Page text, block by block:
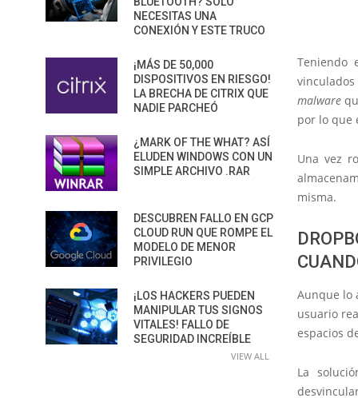
Teniendo
malware
por lo que
Una vez
misma.
Aunque lo
usuario
espacios
La
NECESITAS UNA
CONEXIÓN Y ESTE TRUCO
¡MÁS DE 50,000
DISPOSITIVOS EN RIESGO!
LA BRECHA DE CITRIX QUE
NADIE PARCHEÓ
¿MARK OF THE WHAT? ASÍ
ELUDEN WINDOWS CON UN
SIMPLE ARCHIVO .RAR
DESCUBREN FALLO EN GCP
CLOUD RUN QUE ROMPE EL
MODELO DE MENOR
PRIVILEGIO
¡LOS HACKERS PUEDEN
MANIPULAR TUS SIGNOS
VITALES! FALLO DE
SEGURIDAD INCREÍBLE
VIEW ALL